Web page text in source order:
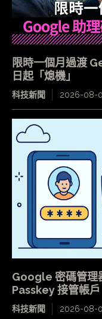
限時一個月過渡
日起「熄機」
科技新聞 2026-08-
Google 密碼管
Passkey 接管帳戶
科技新聞 2026-08-